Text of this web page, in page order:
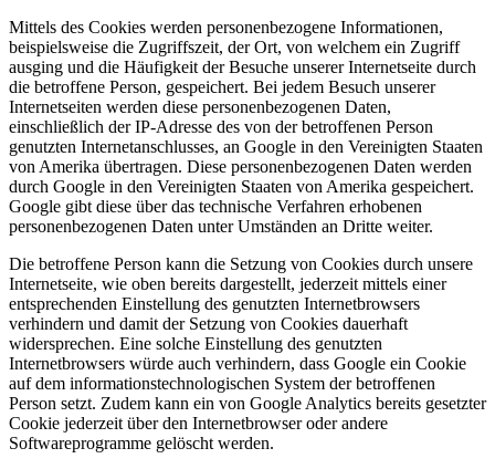
Mittels des Cookies werden personenbezogene Informationen,
beispielsweise die Zugriffszeit, der Ort, von welchem ein Zugriff
ausging und die Häufigkeit der Besuche unserer Internetseite durch
die betroffene Person, gespeichert. Bei jedem Besuch unserer
Internetseiten werden diese personenbezogenen Daten,
einschließlich der IP-Adresse des von der betroffenen Person
genutzten Internetanschlusses, an Google in den Vereinigten Staaten
von Amerika übertragen. Diese personenbezogenen Daten werden
durch Google in den Vereinigten Staaten von Amerika gespeichert.
Google gibt diese über das technische Verfahren erhobenen
personenbezogenen Daten unter Umständen an Dritte weiter.
Die betroffene Person kann die Setzung von Cookies durch unsere
Internetseite, wie oben bereits dargestellt, jederzeit mittels einer
entsprechenden Einstellung des genutzten Internetbrowsers
verhindern und damit der Setzung von Cookies dauerhaft
widersprechen. Eine solche Einstellung des genutzten
Internetbrowsers würde auch verhindern, dass Google ein Cookie
auf dem informationstechnologischen System der betroffenen
Person setzt. Zudem kann ein von Google Analytics bereits gesetzter
Cookie jederzeit über den Internetbrowser oder andere
Softwareprogramme gelöscht werden.